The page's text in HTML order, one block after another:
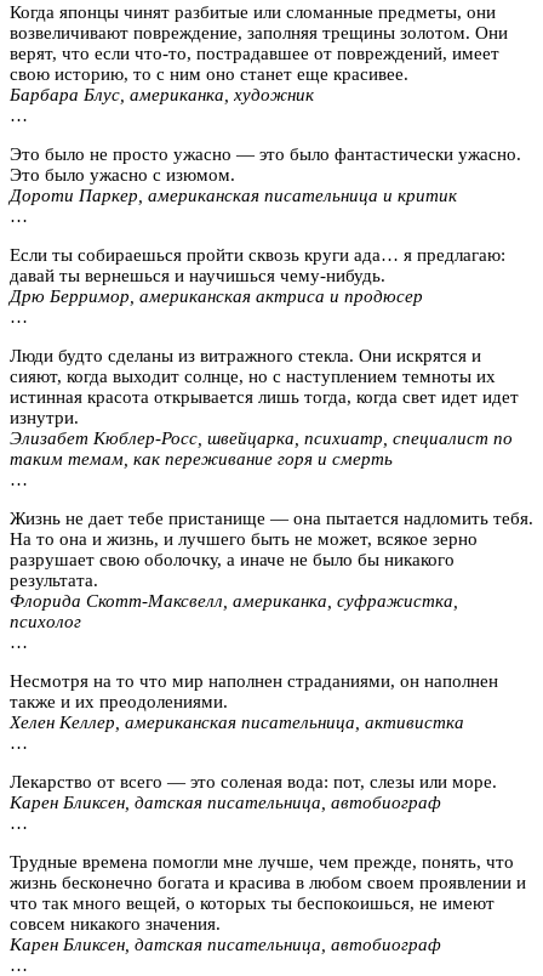
Когда японцы чинят разбитые или сломанные предметы, они
возвеличивают повреждение, заполняя трещины золотом. Они
верят, что если что-то, пострадавшее от повреждений, имеет
свою историю, то с ним оно станет еще красивее.
Барбара Блус, американка, художник
…
Это было не просто ужасно — это было фантастически ужасно.
Это было ужасно с изюмом.
Дороти Паркер, американская писательница и критик
…
Если ты собираешься пройти сквозь круги ада… я предлагаю:
давай ты вернешься и научишься чему-нибудь.
Дрю Берримор, американская актриса и продюсер
…
Люди будто сделаны из витражного стекла. Они искрятся и
сияют, когда выходит солнце, но с наступлением темноты их
истинная красота открывается лишь тогда, когда свет идет идет
изнутри.
Элизабет Кюблер-Росс, швейцарка, психиатр, специалист по
таким темам, как переживание горя и смерть
…
Жизнь не дает тебе пристанище — она пытается надломить тебя.
На то она и жизнь, и лучшего быть не может, всякое зерно
разрушает свою оболочку, а иначе не было бы никакого
результата.
Флорида Скотт-Максвелл, американка, суфражистка,
психолог
…
Несмотря на то что мир наполнен страданиями, он наполнен
также и их преодолениями.
Хелен Келлер, американская писательница, активистка
…
Лекарство от всего — это соленая вода: пот, слезы или море.
Карен Бликсен, датская писательница, автобиограф
…
Трудные времена помогли мне лучше, чем прежде, понять, что
жизнь бесконечно богата и красива в любом своем проявлении и
что так много вещей, о которых ты беспокоишься, не имеют
совсем никакого значения.
Карен Бликсен, датская писательница, автобиограф
…